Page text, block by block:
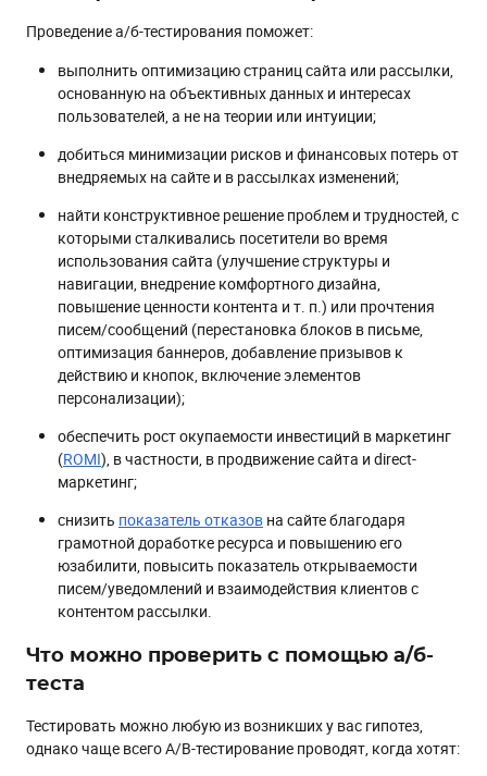
Проведение а/б-тестирования поможет:
выполнить оптимизацию страниц сайта или рассылки,
основанную на объективных данных и интересах
пользователей, а не на теории или интуиции;
добиться минимизации рисков и финансовых потерь от
внедряемых на сайте и в рассылках изменений;
найти конструктивное решение проблем и трудностей, с
которыми сталкивались посетители во время
использования сайта (улучшение структуры и
навигации, внедрение комфортного дизайна,
повышение ценности контента и т. п.) или прочтения
писем/сообщений (перестановка блоков в письме,
оптимизация баннеров, добавление призывов к
действию и кнопок, включение элементов
персонализации);
обеспечить рост окупаемости инвестиций в маркетинг
(ROMI), в частности, в продвижение сайта и direct-
маркетинг;
снизить показатель отказов на сайте благодаря
грамотной доработке ресурса и повышению его
юзабилити, повысить показатель открываемости
писем/уведомлений и взаимодействия клиентов с
контентом рассылки.
Что можно проверить с помощью а/б-
теста
Тестировать можно любую из возникших у вас гипотез,
однако чаще всего A/B-тестирование проводят, когда хотят: